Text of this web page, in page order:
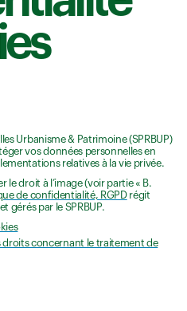
Urbanisme & Patrimoine (SPRBUP)
vos données personnelles en
relatives à la vie privée.
le droit à l’image (voir partie « B.
de confidentialité, RGPDrégit
gérés par le SPRBUP.
droits concernant le traitement de